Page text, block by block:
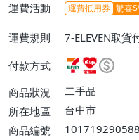
運費活動 運費抵用券 驚喜
運費規則
7-ELEVEN取貨
富取貨付款【
【單件運費$60】
付款方式
商品狀況
二手品
所在地區
台中市
商品編號
101719290588